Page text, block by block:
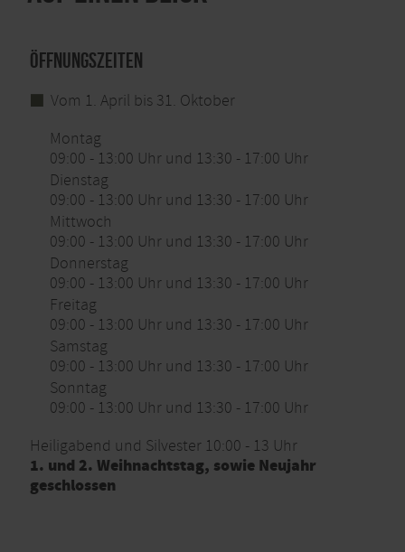
Öffnungszeiten
Vom 1. April bis 31. Oktober
Montag
09:00 - 13:00 Uhr und 13:30 - 17:00 Uhr
Dienstag
09:00 - 13:00 Uhr und 13:30 - 17:00 Uhr
Mittwoch
09:00 - 13:00 Uhr und 13:30 - 17:00 Uhr
Donnerstag
09:00 - 13:00 Uhr und 13:30 - 17:00 Uhr
Freitag
09:00 - 13:00 Uhr und 13:30 - 17:00 Uhr
Samstag
09:00 - 13:00 Uhr und 13:30 - 17:00 Uhr
Sonntag
09:00 - 13:00 Uhr und 13:30 - 17:00 Uhr
Heiligabend und Silvester 10:00 - 13 Uhr
1. und 2. Weihnachtstag, sowie Neujahr
geschlossen